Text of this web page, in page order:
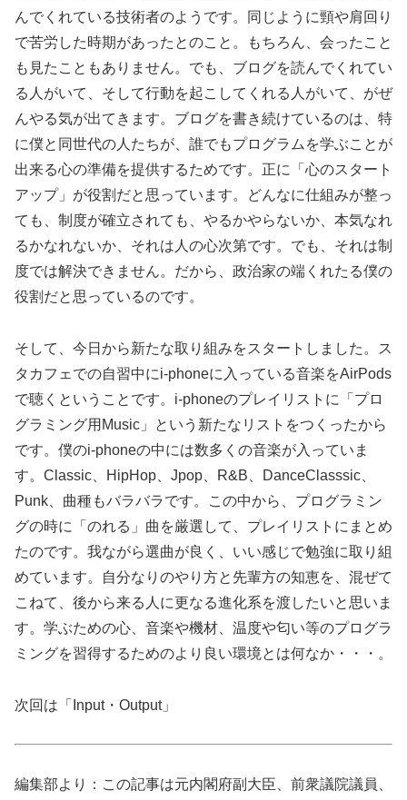
んでくれている技術者のようです。同じように頸や肩回り
で苦労した時期があったとのこと。もちろん、会ったこと
も見たこともありません。でも、ブログを読んでくれてい
る人がいて、そして行動を起こしてくれる人がいて、がぜ
んやる気が出てきます。ブログを書き続けているのは、特
に僕と同世代の人たちが、誰でもプログラムを学ぶことが
出来る心の準備を提供するためです。正に「心のスタート
アップ」が役割だと思っています。どんなに仕組みが整っ
ても、制度が確立されても、やるかやらないか、本気なれ
るかなれないか、それは人の心次第です。でも、それは制
度では解決できません。だから、政治家の端くれたる僕の
役割だと思っているのです。
そして、今日から新たな取り組みをスタートしました。ス
タカフェでの自習中にi-phoneに入っている音楽をAirPods
で聴くということです。i-phoneのプレイリストに「プロ
グラミング用Music」という新たなリストをつくったから
です。僕のi-phoneの中には数多くの音楽が入っていま
す。Classic、HipHop、Jpop、R&B、DanceClasssic、
Punk、曲種もバラバラです。この中から、プログラミン
グの時に「のれる」曲を厳選して、プレイリストにまとめ
たのです。我ながら選曲が良く、いい感じで勉強に取り組
めています。自分なりのやり方と先輩方の知恵を、混ぜて
こねて、後から来る人に更なる進化系を渡したいと思いま
す。学ぶための心、音楽や機材、温度や匂い等のプログラ
ミングを習得するためのより良い環境とは何なか・・・。
次回は「Input・Output」
編集部より：この記事は元内閣府副大臣、前衆議院議員、